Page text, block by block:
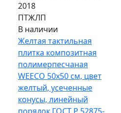
ПТЖЛП
В наличии
Желтая тактильная
плитка композитная
полимерпесчаная
WEECO 50х50 см, цвет
желтый, усеченные
конусы, линейный